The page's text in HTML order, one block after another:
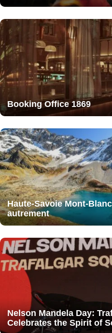
Booking Office 1869
Haute-Savoie Mont-
autrement
Nelson Mandela Day:
Celebrates the Spirit of